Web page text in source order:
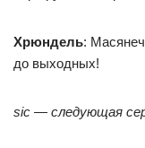
Хрюндель:
до выходных!
sic — следующая